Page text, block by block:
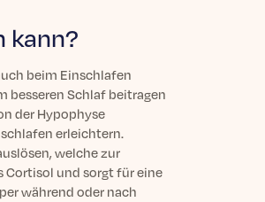
kann?
beim Einschlafen
besseren Schlaf beitragen
der Hypophyse
erleichtern.
welche zur
Cortisol und sorgt für eine
während oder nach